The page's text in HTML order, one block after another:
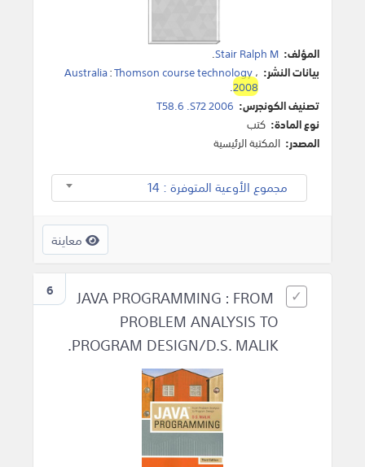
المؤلف: Stair Ralph M
.
بيانات النشر:
Australia:Thomson course technology،
2008
.
تصنيف الكونجرس: T58.6 .S72 2006
نوع المادة: كتب
المصدر: المكتبة الرئيسية
مجموع الأوعية المتوفرة : 14
معاينة
6
JAVA PROGRAMMING : FROM
PROBLEM ANALYSIS TO
PROGRAM DESIGN/D.S. MALIK.